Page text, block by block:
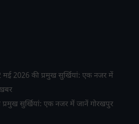
2026 की प्रमुख सुर्खियां: एक नजर में
सुर्खियां: एक नजर में जानें गोरखपुर